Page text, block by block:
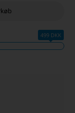
499 DKK